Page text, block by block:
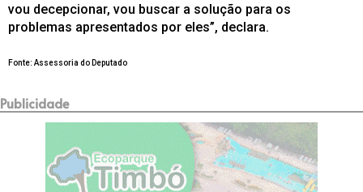
vou decepcionar, vou buscar a solução para os
problemas apresentados por eles”, declara.
Fonte: Assessoria do Deputado
Publicidade